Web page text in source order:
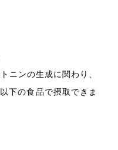
ニンの生成に関わり、
下の食品で摂取できま